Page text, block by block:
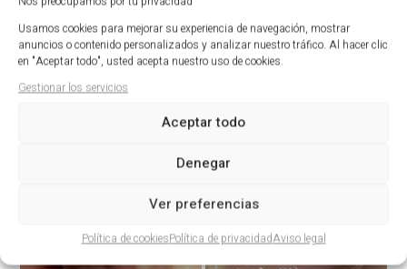
Usamos cookies para mejorar su experiencia de navegación, mostrar
anuncios o contenido personalizados y analizar nuestro tráfico. Al hacer clic
en "Aceptar todo", usted acepta nuestro uso de cookies.
Gestionar los servicios
Aceptar todo
Denegar
Ver preferencias
Política de cookiesPolítica de privacidadAviso legal
ANTES DESPUÉS